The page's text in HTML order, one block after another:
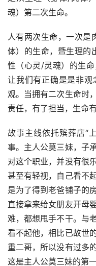
魂）第二次生命。
人有两次生命，一次是
体）的生命，暨生理的
性（心灵/灵魂）的生
让我们有正确是是非观
观。当拥有二次生命时
责任，有了担当，生命有
故事主线依托殡葬店“
事。主人公莫三妹，子
对这个职业，并没有很
甚至有轻视，自己看不
是为了得到老爸铺子的
直接拿来给女朋友开母
难，都想甩手不干。与
看不起他，相比已故世
重二哥，所以没有过多
这是主人公莫三妹的第